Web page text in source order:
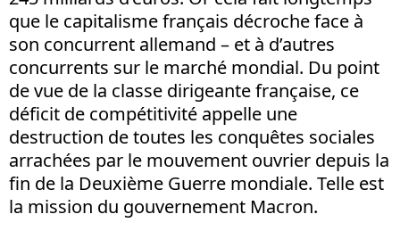
que le capitalisme français décroche face à
son concurrent allemand – et à d’autres
concurrents sur le marché mondial. Du point
de vue de la classe dirigeante française, ce
déficit de compétitivité appelle une
destruction de toutes les conquêtes sociales
arrachées par le mouvement ouvrier depuis la
fin de la Deuxième Guerre mondiale. Telle est
la mission du gouvernement Macron.